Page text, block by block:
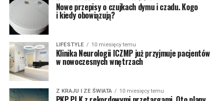
Nowe przepisy o czujkach dymu i czadu. Kogo
i kiedy obowiązują?
LIFESTYLE 10 miesięcy temu
Klinika Neurologii ICZMP już przyjmuje pacjentów
w nowoczesnych wnętrzach
Z KRAJU I ZE ŚWIATA 10 miesięcy temu